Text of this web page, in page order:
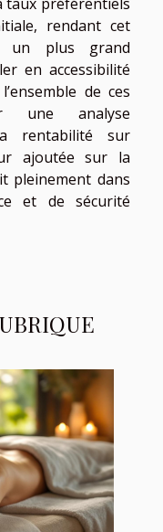
rendant cet
un plus grand
en accessibilité
de ces
une analyse
rentabilité sur
ajoutée sur la
pleinement dans
et de sécurité